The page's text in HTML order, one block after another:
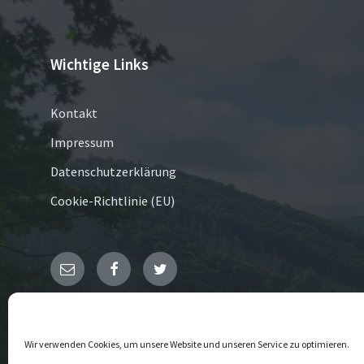
Wir verwenden Cookies, um unsere Website und unseren Service zu optimieren.
Wichtige Links
Kontakt
Impressum
Datenschutzerklärung
Cookie-Richtlinie (EU)
E- FacebookTwitter